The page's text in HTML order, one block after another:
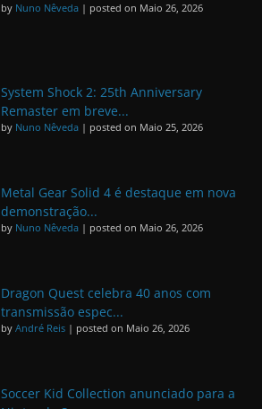
by Nuno Nêveda | posted on Maio 26, 2026
System Shock 2: 25th Anniversary
Remaster em breve...
by Nuno Nêveda | posted on Maio 25, 2026
Metal Gear Solid 4 é destaque em nova
demonstração...
by Nuno Nêveda | posted on Maio 26, 2026
Dragon Quest celebra 40 anos com
transmissão espec...
by André Reis | posted on Maio 26, 2026
Soccer Kid Collection anunciado para a